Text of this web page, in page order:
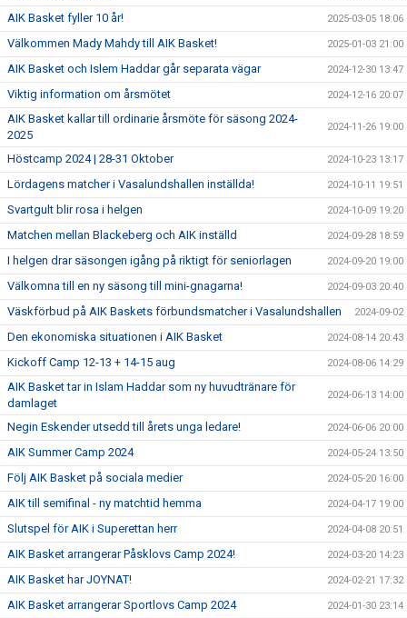
AIK Basket fyller 10 år! 2025-03-05 18:06
Välkommen Mady Mahdy till AIK Basket! 2025-01-03 21:00
AIK Basket och Islem Haddar går separata vägar 2024-12-30 13:47
Viktig information om årsmötet 2024-12-16 20:07
AIK Basket kallar till ordinarie årsmöte för säsong 2024-
2025
2024-11-26 19:00
Höstcamp 2024 | 28-31 Oktober 2024-10-23 13:17
Lördagens matcher i Vasalundshallen inställda! 2024-10-11 19:51
Svartgult blir rosa i helgen 2024-10-09 19:20
Matchen mellan Blackeberg och AIK inställd 2024-09-28 18:59
I helgen drar säsongen igång på riktigt för seniorlagen 2024-09-20 19:00
Välkomna till en ny säsong till mini-gnagarna! 2024-09-03 20:40
Väskförbud på AIK Baskets förbundsmatcher i Vasalundshallen 2024-09-02
Den ekonomiska situationen i AIK Basket 2024-08-14 20:43
Kickoff Camp 12-13 + 14-15 aug 2024-08-06 14:29
AIK Basket tar in Islam Haddar som ny huvudtränare för
damlaget
2024-06-13 14:00
Negin Eskender utsedd till årets unga ledare! 2024-06-06 20:00
AIK Summer Camp 2024 2024-05-24 13:50
Följ AIK Basket på sociala medier 2024-05-20 16:00
AIK till semifinal - ny matchtid hemma 2024-04-17 19:00
Slutspel för AIK i Superettan herr 2024-04-08 20:51
AIK Basket arrangerar Påsklovs Camp 2024! 2024-03-20 14:23
AIK Basket har JOYNAT! 2024-02-21 17:32
AIK Basket arrangerar Sportlovs Camp 2024 2024-01-30 23:14